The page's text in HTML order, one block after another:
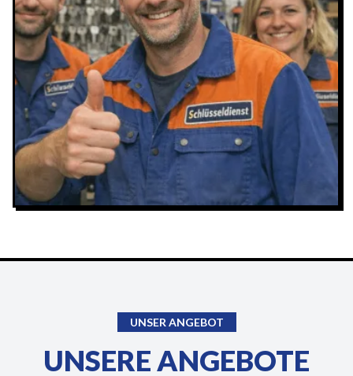
UNSER ANGEBOT
UNSERE ANGEBOTE